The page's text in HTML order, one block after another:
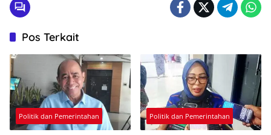
Pos Terkait
Politik dan Pemerintahan Politik dan Pemerintahan